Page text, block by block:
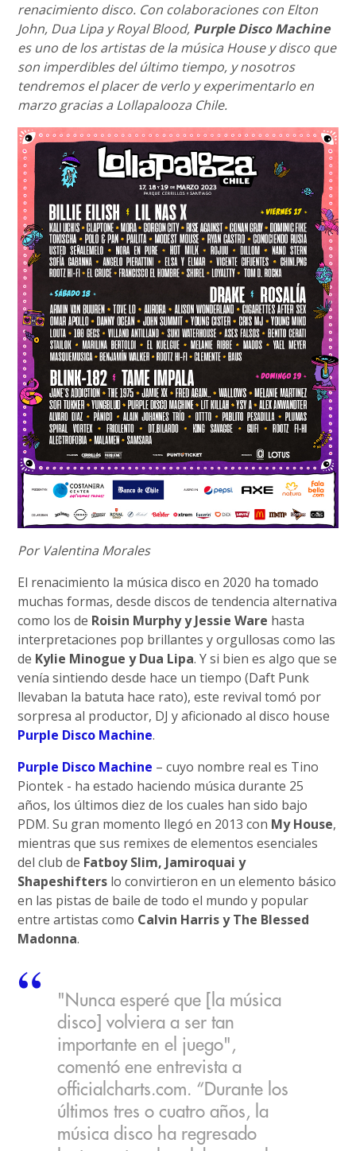
renacimiento disco. Con colaboraciones con Elton
John, Dua Lipa y Royal Blood, Purple Disco Machine
es uno de los artistas de la música House y disco que
son imperdibles del último tiempo, y nosotros
tendremos el placer de verlo y experimentarlo en
marzo gracias a Lollapalooza Chile.
Por Valentina Morales
El renacimiento la música disco en 2020 ha tomado
muchas formas, desde discos de tendencia alternativa
como los de Roisin Murphy y Jessie Ware hasta
interpretaciones pop brillantes y orgullosas como las
de Kylie Minogue y Dua Lipa. Y si bien es algo que se
venía sintiendo desde hace un tiempo (Daft Punk
llevaban la batuta hace rato), este revival tomó por
sorpresa al productor, DJ y aficionado al disco house
Purple Disco Machine.
Purple Disco Machine – cuyo nombre real es Tino
Piontek - ha estado haciendo música durante 25
años, los últimos diez de los cuales han sido bajo
PDM. Su gran momento llegó en 2013 con My House,
mientras que sus remixes de elementos esenciales
del club de Fatboy Slim, Jamiroquai y
Shapeshifters lo convirtieron en un elemento básico
en las pistas de baile de todo el mundo y popular
entre artistas como Calvin Harris y The Blessed
Madonna.
"Nunca esperé que [la música
disco] volviera a ser tan
importante en el juego",
comentó ene entrevista a
officialcharts.com. “Durante los
últimos tres o cuatro años, la
música disco ha regresado